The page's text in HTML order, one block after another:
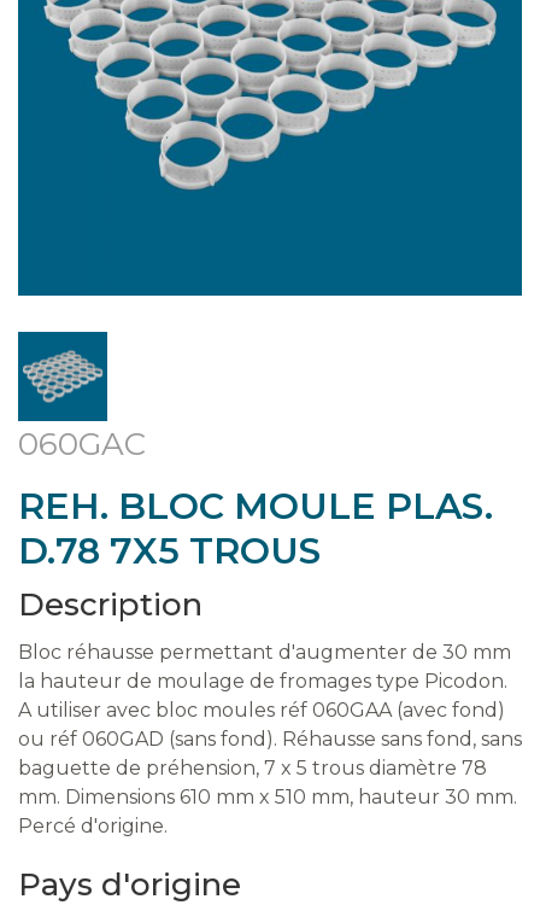
060GAC
REH. BLOC MOULE PLAS.
D.78 7X5 TROUS
Description
Bloc réhausse permettant d'augmenter de 30 mm
la hauteur de moulage de fromages type Picodon.
A utiliser avec bloc moules réf 060GAA (avec fond)
ou réf 060GAD (sans fond). Réhausse sans fond, sans
baguette de préhension, 7 x 5 trous diamètre 78
mm. Dimensions 610 mm x 510 mm, hauteur 30 mm.
Percé d'origine.
Pays d'origine